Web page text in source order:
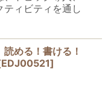
ィビティを通し
読める！書ける！
EDJ00521]